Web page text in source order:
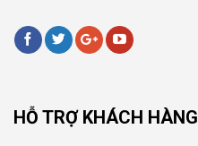
HỖ TRỢ KHÁCH HÀNG